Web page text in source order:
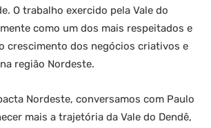
O trabalho exercido pela Vale do
como um dos mais respeitados e
crescimento dos negócios criativos e
região Nordeste.
Nordeste, conversamos com Paulo
mais a trajetória da Vale do Dendê,